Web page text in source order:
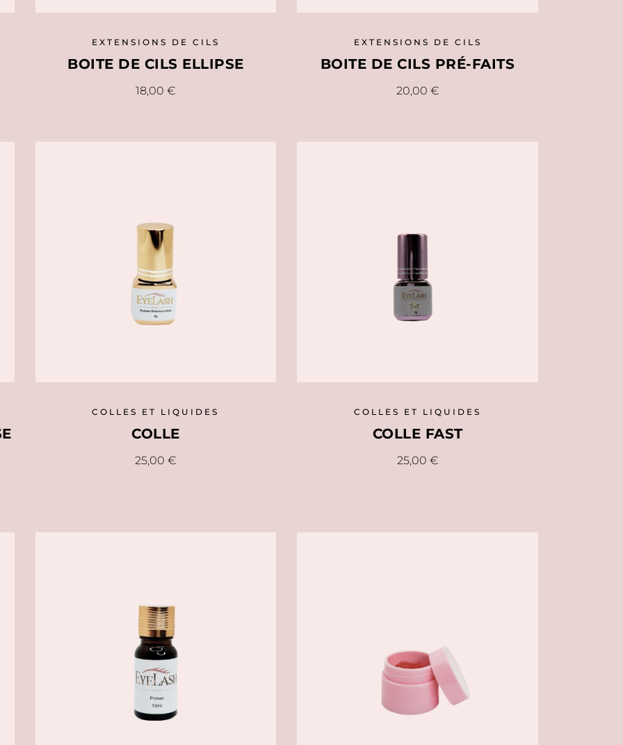
EXTENSIONS DE CILS
BOITE DE CILS ELLIPSE
18,00 €
Ce
peuvent
être
choisies
sur
la
page
EXTENSIONS DE CILS
BOITE DE CILS PRÉ-FAITS
20,00 €
Ce
être
sur
la
page
COLLES ET LIQUIDES
COLLE
25,00 €
COLLES ET LIQUIDES
COLLE FAST
25,00 €